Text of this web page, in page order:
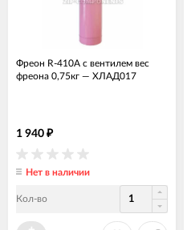
Фреон R-410А с вентилем вес
фреона 0,75кг — ХЛАД017
1 940 ₽
Нет в наличии
Кол-во